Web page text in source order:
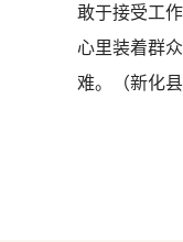
敢于接受工
心里装着群
难。（新化